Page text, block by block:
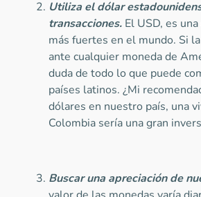
Utiliza el dólar
transacciones. El USD, es
más fuertes en el mundo. Si
ante cualquier moneda de
duda de todo lo que puede
países latinos. ¿Mi
dólares en nuestro país, una
Colombia sería una gran
Buscar una apreciación de